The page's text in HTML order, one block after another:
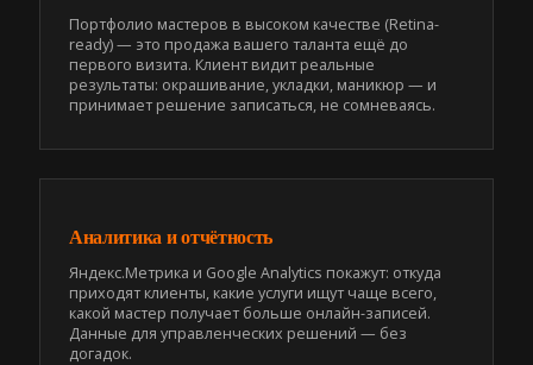
Портфолио мастеров в высоком качестве (Retina-
ready) — это продажа вашего таланта ещё до
первого визита. Клиент видит реальные
результаты: окрашивание, укладки, маникюр — и
принимает решение записаться, не сомневаясь.
Аналитика и отчётность
Яндекс.Метрика и Google Analytics покажут: откуда
приходят клиенты, какие услуги ищут чаще всего,
какой мастер получает больше онлайн-записей.
Данные для управленческих решений — без
догадок.